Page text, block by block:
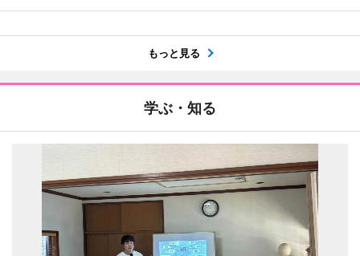
もっと見る
学ぶ・知る